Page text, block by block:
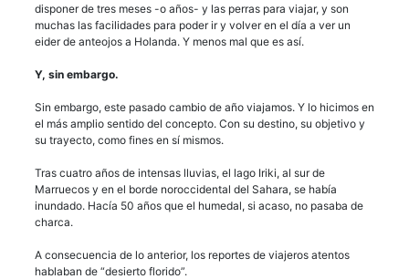
disponer de tres meses -o años- y las perras para viajar, y son
muchas las facilidades para poder ir y volver en el día a ver un
eider de anteojos a Holanda. Y menos mal que es así.
Y, sin embargo.
Sin embargo, este pasado cambio de año viajamos. Y lo hicimos en
el más amplio sentido del concepto. Con su destino, su objetivo y
su trayecto, como fines en sí mismos.
Tras cuatro años de intensas lluvias, el lago Iriki, al sur de
Marruecos y en el borde noroccidental del Sahara, se había
inundado. Hacía 50 años que el humedal, si acaso, no pasaba de
charca.
A consecuencia de lo anterior, los reportes de viajeros atentos
hablaban de “desierto florido”.